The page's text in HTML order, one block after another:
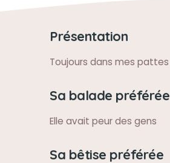
Présentation
Toujours dans mes pattes
Sa balade préférée
Elle avait peur des gens
Sa bêtise préférée